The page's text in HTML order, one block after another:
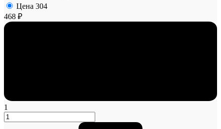
Цена 304
468 ₽
1